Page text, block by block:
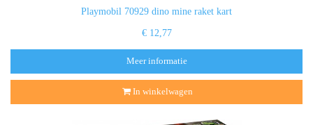
Playmobil 70929 dino mine raket kart
€ 12,77
Meer informatie
In winkelwagen